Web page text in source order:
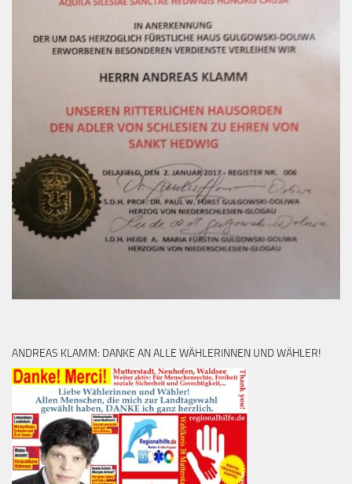
ANDREAS KLAMM: DANKE AN ALLE WÄHLERINNEN UND WÄHLER!